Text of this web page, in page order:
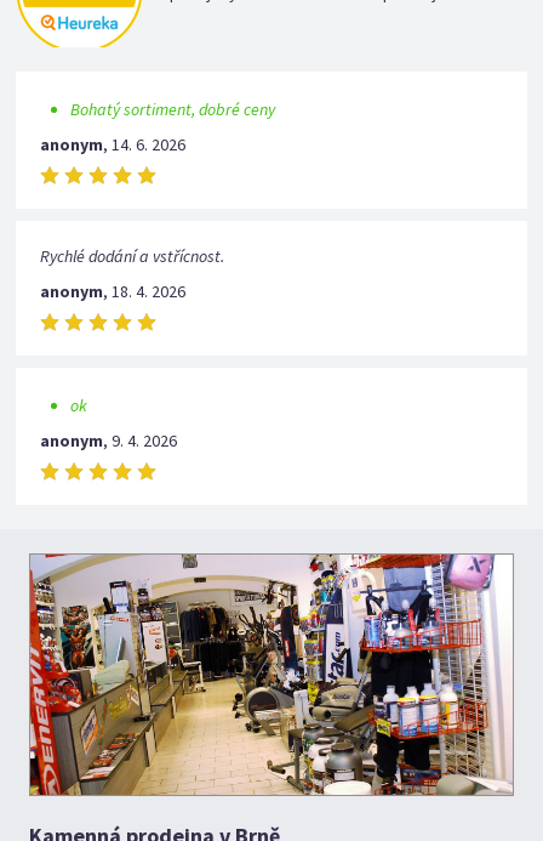
Bohatý sortiment, dobré ceny
anonym,14. 6. 2026
Rychlé dodání a vstřícnost.
anonym,18. 4. 2026
ok
anonym,9. 4. 2026